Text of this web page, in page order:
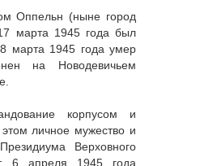
Оппельн (ныне город
марта 1945 года был
марта 1945 года умер
на Новодевичьем
корпусом и
личное мужество и
Верховного
6 апреля 1945 года